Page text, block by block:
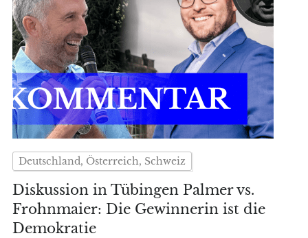
Deutschland, Österreich, Schweiz
Diskussion in Tübingen Palmer vs.
Frohnmaier: Die Gewinnerin ist die
Demokratie